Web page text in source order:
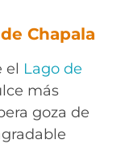
Chapala
el Lago de
más
goza de